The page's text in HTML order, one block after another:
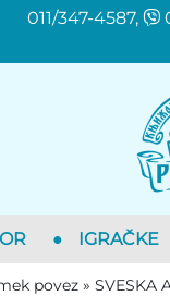
011/347-4587,
● IGRAČKE
povez » SVESKA